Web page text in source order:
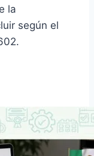
la
según el